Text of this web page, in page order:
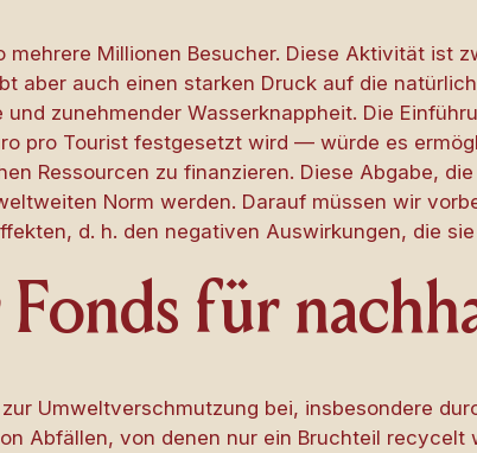
Millionen Besucher. Diese Aktivität ist
aber auch einen starken Druck auf die
und zunehmender Wasserknappheit. Die
pro Tourist festgesetzt wird — würde es
Ressourcen zu finanzieren. Diese Abgabe,
Norm werden. Darauf müssen wir
d. h. den negativen Auswirkungen, die
für
Umweltverschmutzung bei, insbesondere
Abfällen, von denen nur ein Bruchteil recycelt